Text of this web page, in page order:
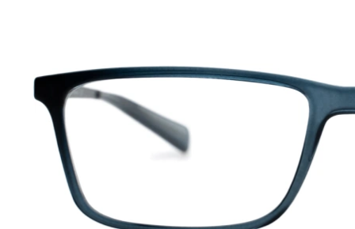
138 mm
Ширина
33 mm
Высота линзы
55 mm
Ширина линзы
Ширина